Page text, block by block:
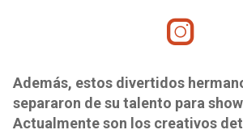
Además, estos divertidos
separaron de su talento para
Actualmente son los creativos